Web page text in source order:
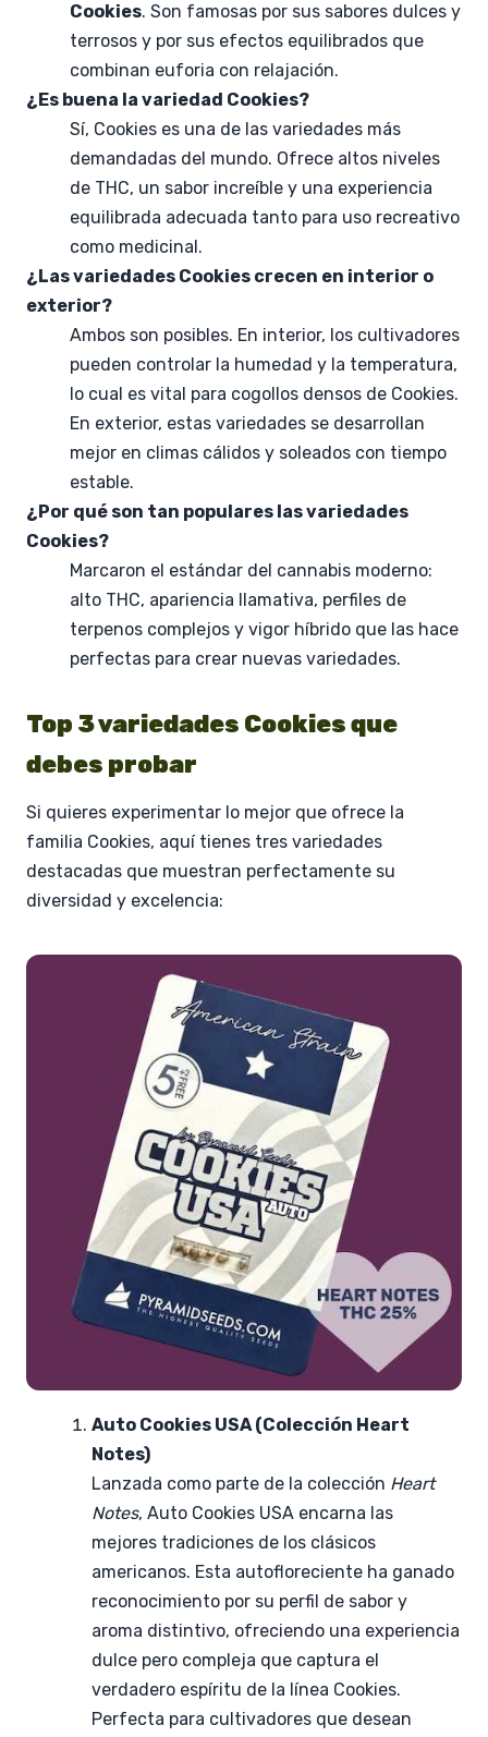
Cookies. Son famosas por sus sabores dulces y
terrosos y por sus efectos equilibrados que
combinan euforia con relajación.
¿Es buena la variedad Cookies?
Sí, Cookies es una de las variedades más
demandadas del mundo. Ofrece altos niveles
de THC, un sabor increíble y una experiencia
equilibrada adecuada tanto para uso recreativo
como medicinal.
¿Las variedades Cookies crecen en interior o
exterior?
Ambos son posibles. En interior, los cultivadores
pueden controlar la humedad y la temperatura,
lo cual es vital para cogollos densos de Cookies.
En exterior, estas variedades se desarrollan
mejor en climas cálidos y soleados con tiempo
estable.
¿Por qué son tan populares las variedades
Cookies?
Marcaron el estándar del cannabis moderno:
alto THC, apariencia llamativa, perfiles de
terpenos complejos y vigor híbrido que las hace
perfectas para crear nuevas variedades.
Top 3 variedades Cookies que
debes probar
Si quieres experimentar lo mejor que ofrece la
familia Cookies, aquí tienes tres variedades
destacadas que muestran perfectamente su
diversidad y excelencia:
Auto Cookies USA (Colección Heart
Notes)
Lanzada como parte de la colección Heart
Notes, Auto Cookies USA encarna las
mejores tradiciones de los clásicos
americanos. Esta autofloreciente ha ganado
reconocimiento por su perfil de sabor y
aroma distintivo, ofreciendo una experiencia
dulce pero compleja que captura el
verdadero espíritu de la línea Cookies.
Perfecta para cultivadores que desean